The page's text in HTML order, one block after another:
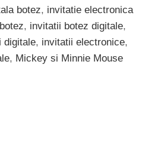
botez, invitatie electronica
, invitatii botez digitale,
digitale, invitatii electronice,
, Mickey si Minnie Mouse